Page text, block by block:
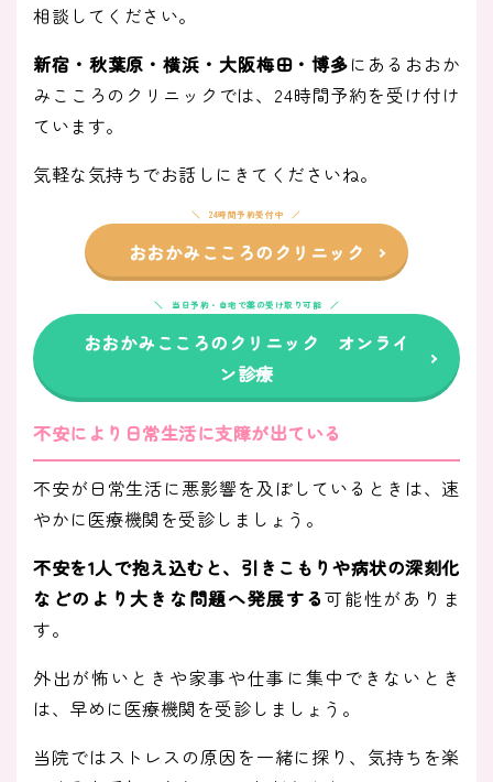
相談してください。
新宿・秋葉原・横浜・大阪梅田・博多にあるおおか
みこころのクリニックでは、24時間予約を受け付け
ています。
気軽な気持ちでお話しにきてくださいね。
24時間予約受付中
おおかみこころのクリニック
当日予約・自宅で薬の受け取り可能
おおかみこころのクリニック オンライ
ン診療
不安により日常生活に支障が出ている
不安が日常生活に悪影響を及ぼしているときは、速
やかに医療機関を受診しましょう。
不安を1人で抱え込むと、引きこもりや病状の深刻化
などのより大きな問題へ発展する可能性がありま
す。
外出が怖いときや家事や仕事に集中できないとき
は、早めに医療機関を受診しましょう。
当院ではストレスの原因を一緒に探り、気持ちを楽